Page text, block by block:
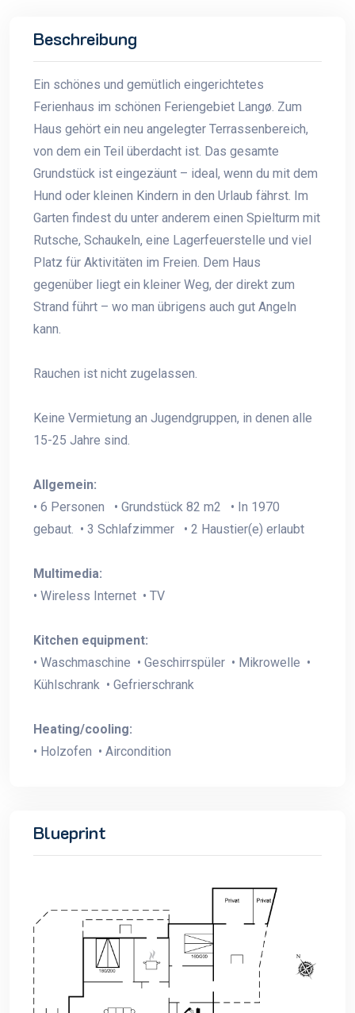
Beschreibung
Ein schönes und gemütlich eingerichtetes
Ferienhaus im schönen Feriengebiet Langø. Zum
Haus gehört ein neu angelegter Terrassenbereich,
von dem ein Teil überdacht ist. Das gesamte
Grundstück ist eingezäunt – ideal, wenn du mit dem
Hund oder kleinen Kindern in den Urlaub fährst. Im
Garten findest du unter anderem einen Spielturm mit
Rutsche, Schaukeln, eine Lagerfeuerstelle und viel
Platz für Aktivitäten im Freien. Dem Haus
gegenüber liegt ein kleiner Weg, der direkt zum
Strand führt – wo man übrigens auch gut Angeln
kann.
Rauchen ist nicht zugelassen.
Keine Vermietung an Jugendgruppen, in denen alle
15-25 Jahre sind.
Allgemein:
• 6 Personen • Grundstück 82 m2 • In 1970
gebaut. • 3 Schlafzimmer • 2 Haustier(e) erlaubt
Multimedia:
• Wireless Internet • TV
Kitchen equipment:
• Waschmaschine • Geschirrspüler • Mikrowelle •
Kühlschrank • Gefrierschrank
Heating/cooling:
• Holzofen • Aircondition
Blueprint